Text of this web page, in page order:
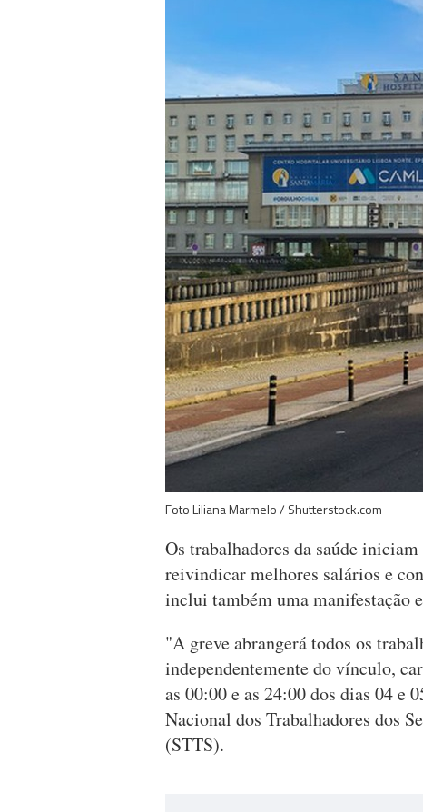
Foto Liliana Marmelo / Shutterstock.com
Os trabalhadores da saúde
reivindicar melhores salários e
inclui também uma manifestação
"A greve abrangerá todos os
independentemente do vínculo,
as 00:00 e as 24:00 dos dias 04 e
Nacional dos Trabalhadores dos
(STTS).